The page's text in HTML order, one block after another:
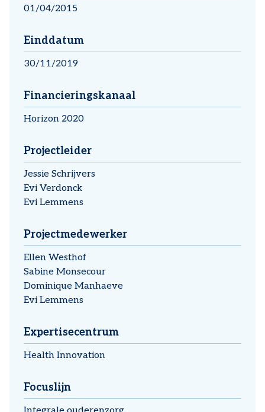
01/04/2015
Einddatum
30/11/2019
Financieringskanaal
Horizon 2020
Projectleider
Jessie Schrijvers
Evi Verdonck
Evi Lemmens
Projectmedewerker
Ellen Westhof
Sabine Monsecour
Dominique Manhaeve
Evi Lemmens
Expertisecentrum
Health Innovation
Focuslijn